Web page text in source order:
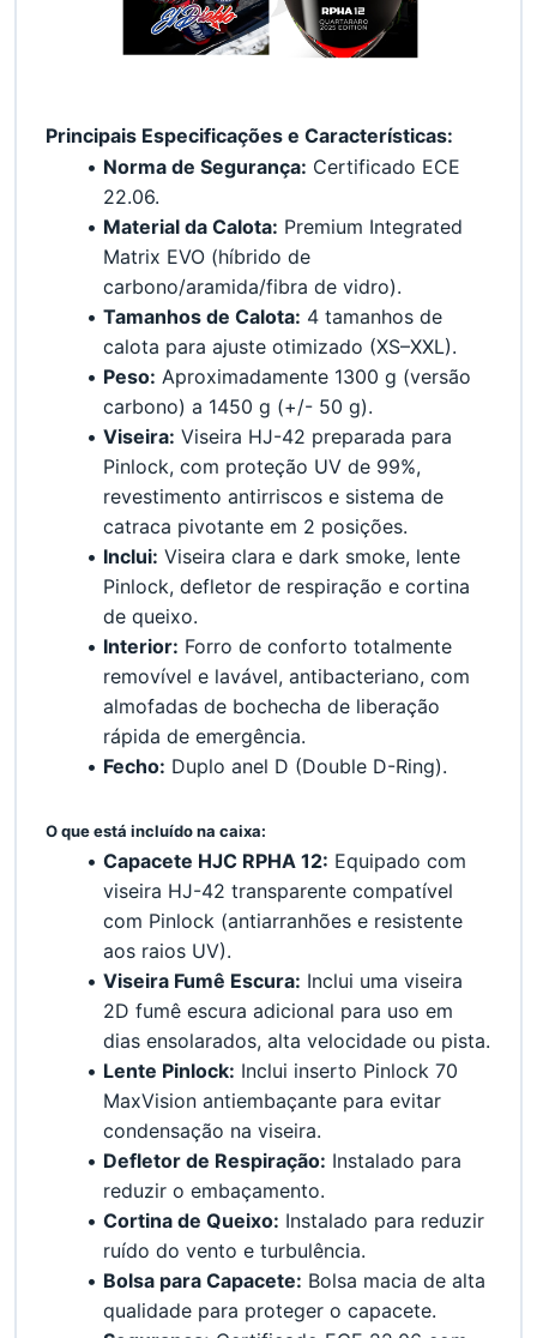
Principais Especificações e Características:
Norma de Segurança: Certificado ECE
22.06.
Material da Calota: Premium Integrated
Matrix EVO (híbrido de
carbono/aramida/fibra de vidro).
Tamanhos de Calota: 4 tamanhos de
calota para ajuste otimizado (XS–XXL).
Peso: Aproximadamente 1300 g (versão
carbono) a 1450 g (+/- 50 g).
Viseira: Viseira HJ-42 preparada para
Pinlock, com proteção UV de 99%,
revestimento antirriscos e sistema de
catraca pivotante em 2 posições.
Inclui: Viseira clara e dark smoke, lente
Pinlock, defletor de respiração e cortina
de queixo.
Interior: Forro de conforto totalmente
removível e lavável, antibacteriano, com
almofadas de bochecha de liberação
rápida de emergência.
Fecho: Duplo anel D (Double D-Ring).
﻿O que está incluído na caixa:
Capacete HJC RPHA 12: Equipado com
viseira HJ-42 transparente compatível
com Pinlock (antiarranhões e resistente
aos raios UV).
Viseira Fumê Escura: Inclui uma viseira
2D fumê escura adicional para uso em
dias ensolarados, alta velocidade ou pista.
Lente Pinlock: Inclui inserto Pinlock 70
MaxVision antiembaçante para evitar
condensação na viseira.
Defletor de Respiração: Instalado para
reduzir o embaçamento.
Cortina de Queixo: Instalado para reduzir
ruído do vento e turbulência.
Bolsa para Capacete: Bolsa macia de alta
qualidade para proteger o capacete.